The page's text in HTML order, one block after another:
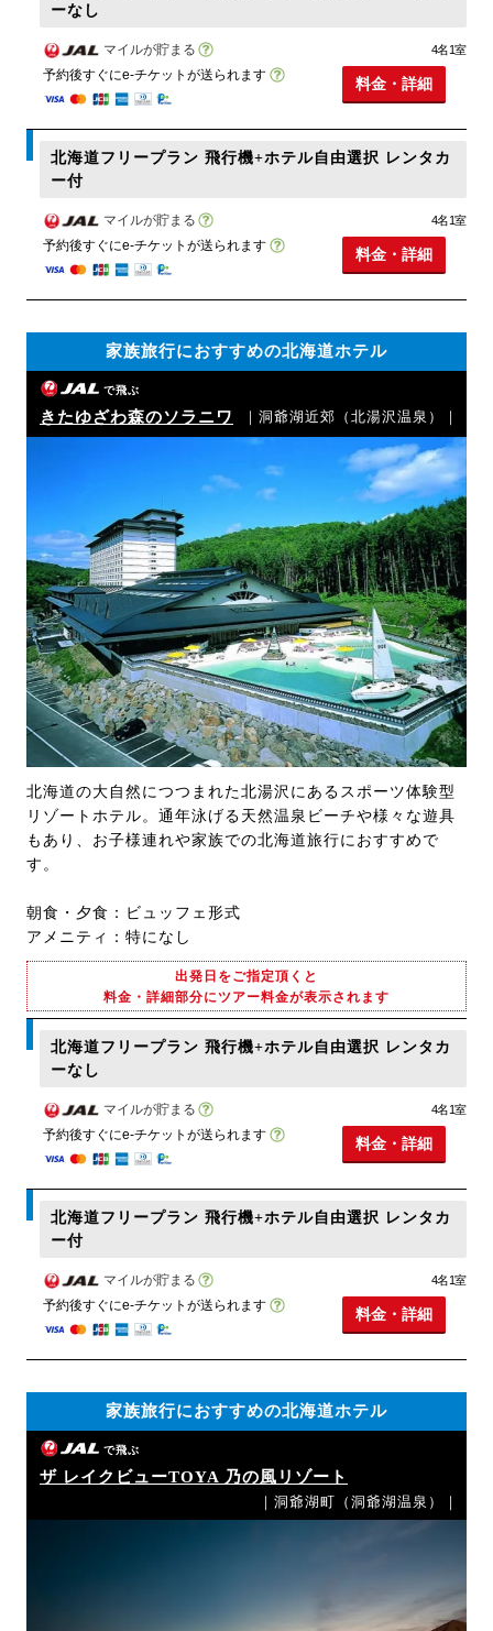
ーなし
マイルが貯まる
予約後すぐにe-チケットが送られます
4名1室
料金・詳細
北海道フリープラン 飛行機+ホテル自由選択 レンタカ
ー付
マイルが貯まる
予約後すぐにe-チケットが送られます
4名1室
料金・詳細
家族旅行におすすめの北海道ホテル
で飛ぶ
きたゆざわ森のソラニワ ｜洞爺湖近郊（北湯沢温泉）｜
北海道の大自然につつまれた北湯沢にあるスポーツ体験型
リゾートホテル。通年泳げる天然温泉ビーチや様々な遊具
もあり、お子様連れや家族での北海道旅行におすすめで
す。
朝食・夕食：ビュッフェ形式
アメニティ：特になし
出発日をご指定頂くと
料金・詳細部分にツアー料金が表示されます
北海道フリープラン 飛行機+ホテル自由選択 レンタカ
ーなし
マイルが貯まる
予約後すぐにe-チケットが送られます
4名1室
料金・詳細
北海道フリープラン 飛行機+ホテル自由選択 レンタカ
ー付
マイルが貯まる
予約後すぐにe-チケットが送られます
4名1室
料金・詳細
家族旅行におすすめの北海道ホテル
で飛ぶ
ザ レイクビューTOYA 乃の風リゾート
｜洞爺湖町（洞爺湖温泉）｜